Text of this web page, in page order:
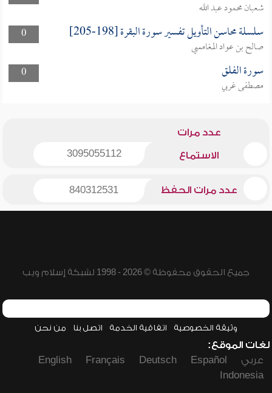
شعبان محمود عبد الله
0
سلسلة محاسن التأويل تفسير سورة البقرة [198-205]
صالح بن عواد المغامسي
0
سورة الفلق
مصطفى غربي
عدد مرات
الاستماع 3095055112
عدد مرات الحفظ 840312531
جميع الحقوق محفوظة © 2026 - 1998 لشبكة إسلام ويب
وثيقة الخصوصية اتفاقية الخدمة اتصل بنا من نحن
لغات الموقع:
عربي
Español
Deutsch
Français
English
Indonesia